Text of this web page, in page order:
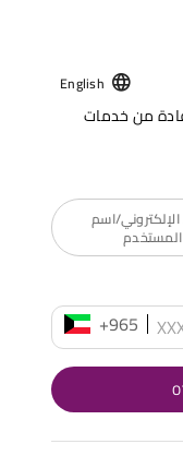
English
من خدمات
الإلكتروني/اسم
المستخدم
+965